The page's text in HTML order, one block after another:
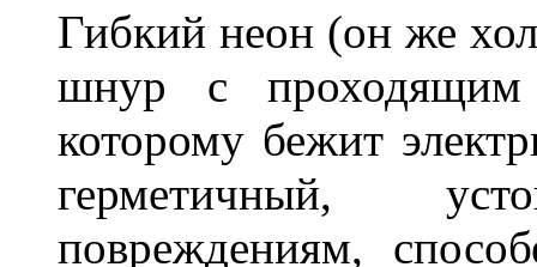
Гибкий неон (он же
шнур с
которому бежит
герметичный,
повреждениям,